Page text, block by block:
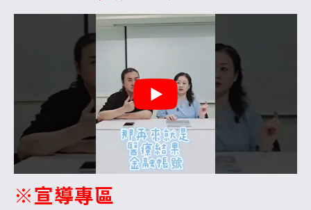
※宣導專區